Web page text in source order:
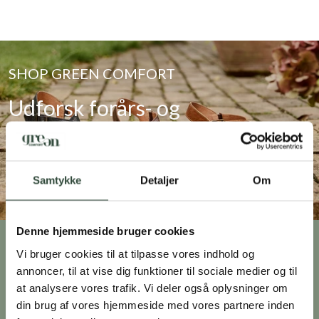
Samtykke Detaljer Om
Denne hjemmeside bruger cookies
Vi bruger cookies til at tilpasse vores indhold og
annoncer, til at vise dig funktioner til sociale medier og til
at analysere vores trafik. Vi deler også oplysninger om
din brug af vores hjemmeside med vores partnere inden
SHOP GREEN COMFORT
Udforsk forårs- og
sommerkollektionen
SE UDVALGET
KLUB GREEN COMFORT